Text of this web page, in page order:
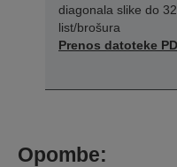
diagonala slike do
list/brošura
Prenos datoteke
Opombe: